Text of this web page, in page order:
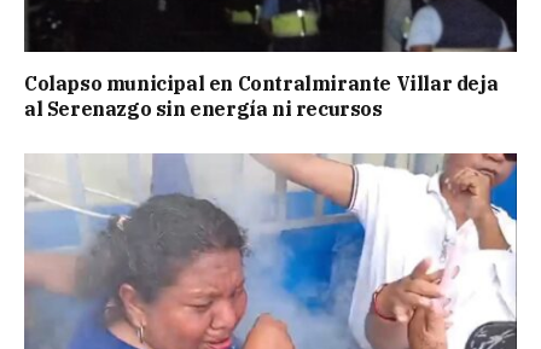
Colapso municipal en Contralmirante Villar deja
al Serenazgo sin energía ni recursos